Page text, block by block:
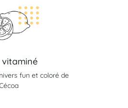
vitaminé
fun et coloré de